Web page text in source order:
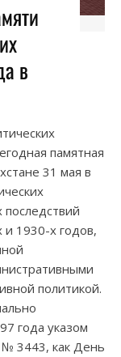
в
памятная
31 мая в
последствий
и 1930-х годов,
политикой.
года указом
№ 3443, как День